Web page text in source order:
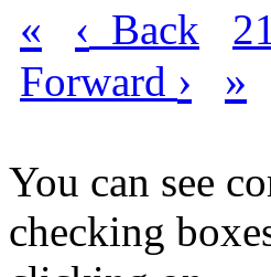
« ‹ Back 21
Forward › »
You can see
checking